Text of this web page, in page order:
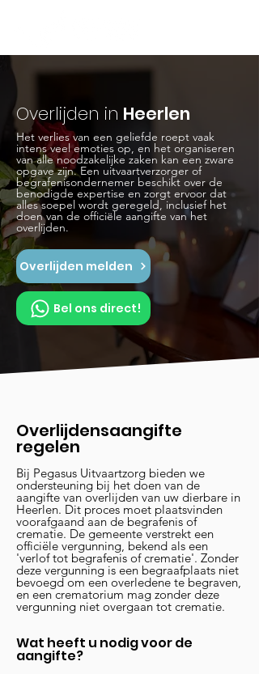
Overlijden in Heerlen
Het verlies van een geliefde roept vaak
intens veel emoties op, en het organiseren
van alle noodzakelijke zaken kan een zware
opgave zijn. Een uitvaartverzorger of
begrafenisondernemer beschikt over de
benodigde expertise en zorgt ervoor dat
alles soepel wordt geregeld, inclusief het
doen van de officiële aangifte van het
overlijden.
Overlijden melden
Bel ons direct!
Overlijdensaangifte
regelen
Bij Pegasus Uitvaartzorg bieden we
ondersteuning bij het doen van de
aangifte van overlijden van uw dierbare in
Heerlen. Dit proces moet plaatsvinden
voorafgaand aan de begrafenis of
crematie. De gemeente verstrekt een
officiële vergunning, bekend als een
'verlof tot begrafenis of crematie'. Zonder
deze vergunning is een begraafplaats niet
bevoegd om een overledene te begraven,
en een crematorium mag zonder deze
vergunning niet overgaan tot crematie.
Wat heeft u nodig voor de
aangifte?